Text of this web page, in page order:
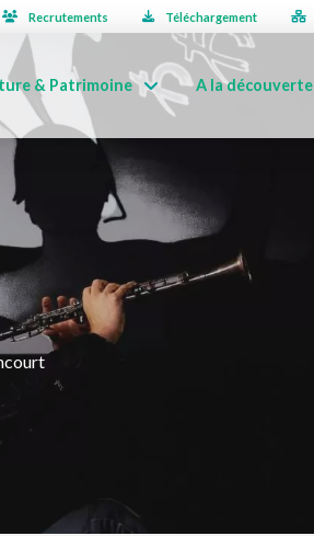
Recrutements Téléchargement
& Patrimoine A la découverte